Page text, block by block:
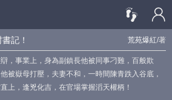
荒苑爆紅/著
記！
，事業上，身為副鎮長他被同事刁難，百般欺
被嶽母打壓，夫妻不和，一時間陳青跌入谷底，
上，逢兇化吉，在官場掌握滔天權柄！